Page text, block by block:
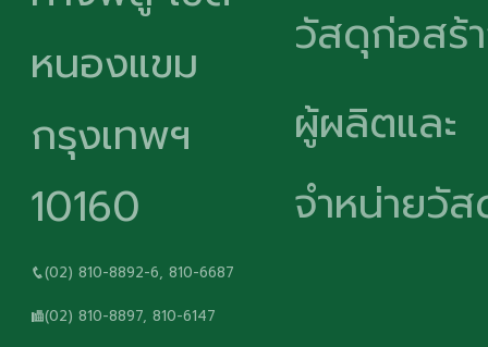
หนองแขม
กรุงเทพฯ
10160
(02) 810-8892-6, 810-6687
(02) 810-8897, 810-6147
วัสดุก่อสร้
ผู้ผลิตและ
จำหน่ายวั